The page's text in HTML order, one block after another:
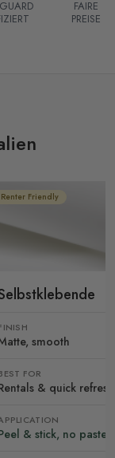
FAIRE
PREISE
Renter Friendly
smooth
FOR
& quick
& stick, no paste